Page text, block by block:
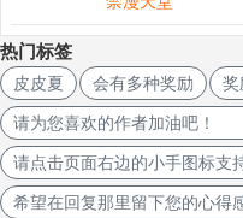
热门标签
皮皮夏 会有多种奖励 奖
请为您喜欢的作者加油
请点击页面右边的小手图
希望在回复那里留下您的